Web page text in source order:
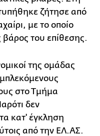
ζήτησε από
με το οποίο
βάρος του επίθεσης.
της ομάδας
στο Τμήμα
δεν
κατ' έγκληση
από την ΕΛ.ΑΣ.